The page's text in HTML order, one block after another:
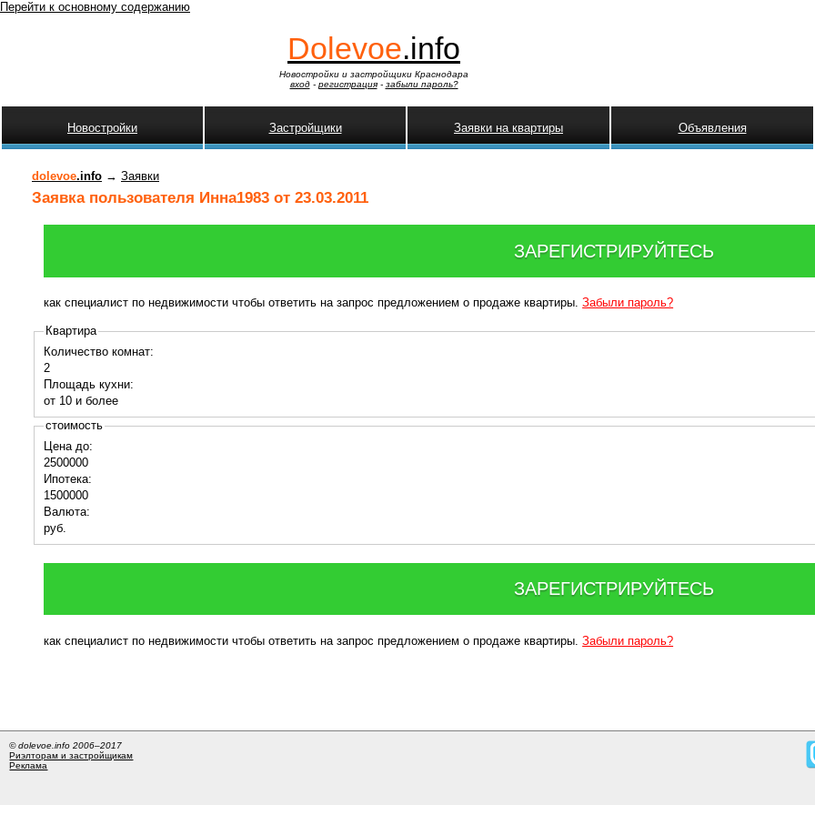
Перейти к основному содержанию
Dolevoe.info
Новостройки и застройщики Краснодара
вход- регистрация- забыли пароль?
Новостройки Застройщики Заявки на квартиры Объявления
dolevoe.info → Заявки
Заявка пользователя Инна1983 от 23.03.2011
ЗАРЕГИСТРИРУЙТЕСЬ
как специалист по недвижимости чтобы ответить на запрос предложением о продаже квартиры.Забыли пароль?
Квартира
Количество комнат:
2
Площадь кухни:
от 10 и более
стоимость
Цена до:
2500000
Ипотека:
1500000
Валюта:
руб.
ЗАРЕГИСТРИРУЙТЕСЬ
как специалист по недвижимости чтобы ответить на запрос предложением о продаже квартиры.Забыли пароль?
© dolevoe.info 2006–2017
Риэлторам и застройщикам
Реклама